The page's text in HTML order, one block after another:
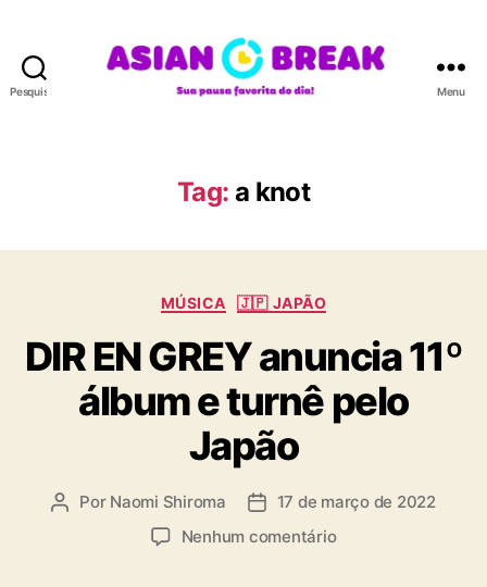
Pesquisar
A
N
R
A
Menu
Tag: a knot
C
t
g
o
r
i
a
s
MÚSICA 🇯🇵 JAPÃO
DIR EN GREY anuncia 11º
álbum e turnê pelo
Japão
A Por Naomi Shiroma
D 17 de março de 2022
Nenhum comentárioe